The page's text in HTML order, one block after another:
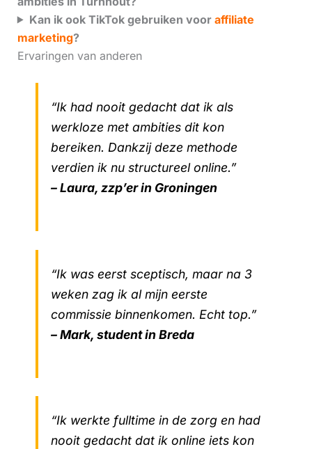
Kan ik ook TikTok gebruiken voor affiliate
marketing?
Ervaringen van anderen
“Ik had nooit gedacht dat ik als
werkloze met ambities dit kon
bereiken. Dankzij deze methode
verdien ik nu structureel online.”
– Laura, zzp’er in Groningen
“Ik was eerst sceptisch, maar na 3
weken zag ik al mijn eerste
commissie binnenkomen. Echt top.”
– Mark, student in Breda
“Ik werkte fulltime in de zorg en had
nooit gedacht dat ik online iets kon